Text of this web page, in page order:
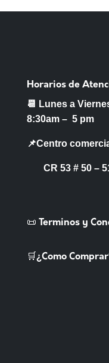
Horarios de
📆 Lunes a
8:30am – 5 pm
📌Centro
CR 53 # 50 –
📜 Terminos y
🛒¿Como